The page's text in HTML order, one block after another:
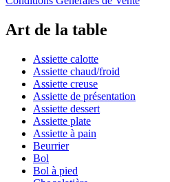
Art de la table
Assiette calotte
Assiette chaud/froid
Assiette creuse
Assiette de présentation
Assiette dessert
Assiette plate
Assiette à pain
Beurrier
Bol
Bol à pied